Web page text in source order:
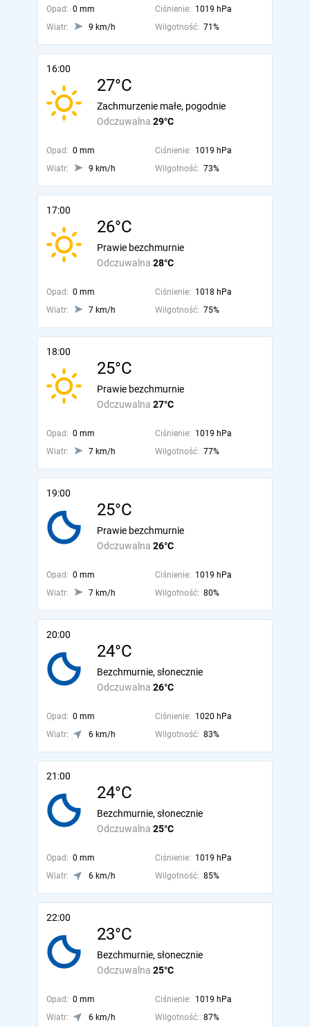
Opad: 0 mm Ciśnienie: 1019 hPa
Wiatr:
9 km/h Wilgotność: 71%
16:00
27°C
Odczuwalna 29°C
Zachmurzenie małe, pogodnie
Opad: 0 mm Ciśnienie: 1019 hPa
Wiatr:
9 km/h Wilgotność: 73%
17:00
26°C
Odczuwalna 28°C
Prawie bezchmurnie
Opad: 0 mm Ciśnienie: 1018 hPa
Wiatr:
7 km/h Wilgotność: 75%
18:00
25°C
Odczuwalna 27°C
Prawie bezchmurnie
Opad: 0 mm Ciśnienie: 1019 hPa
Wiatr:
7 km/h Wilgotność: 77%
19:00
25°C
Odczuwalna 26°C
Prawie bezchmurnie
Opad: 0 mm Ciśnienie: 1019 hPa
Wiatr:
7 km/h Wilgotność: 80%
20:00
24°C
Odczuwalna 26°C
Bezchmurnie, słonecznie
Opad: 0 mm Ciśnienie: 1020 hPa
Wiatr:
6 km/h Wilgotność: 83%
21:00
24°C
Odczuwalna 25°C
Bezchmurnie, słonecznie
Opad: 0 mm Ciśnienie: 1019 hPa
Wiatr:
6 km/h Wilgotność: 85%
22:00
23°C
Odczuwalna 25°C
Bezchmurnie, słonecznie
Opad: 0 mm Ciśnienie: 1019 hPa
Wiatr:
6 km/h Wilgotność: 87%